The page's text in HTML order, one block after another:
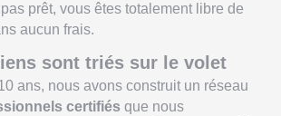
pas prêt, vous êtes totalement libre de
aucun frais.
sont triés sur le volet
ans, nous avons construit un réseau
certifiés que nous